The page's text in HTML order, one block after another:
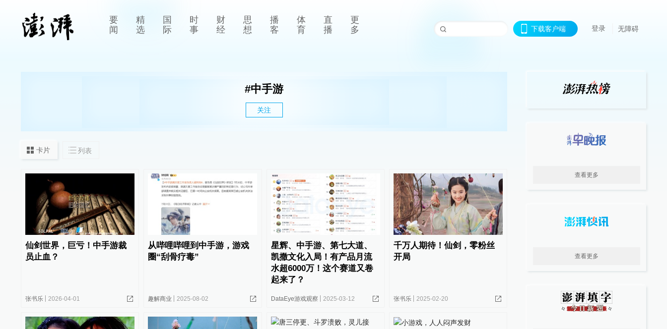
要
闻
精
选
国
际
时
事
财
经
思
想
播
客
体
育
直
播
更
多
下载客户端 登录 无障碍
#中手游
关注
卡片 列表
仙剑世界，巨亏！中手游裁
员止血？
张书乐 2026-04-01
从哔哩哔哩到中手游，游戏
圈“刮骨疗毒”
趣解商业 2025-08-02
星辉、中手游、第七大道、
凯撒文化入局！有产品月流
水超6000万！这个赛道又卷
起来了？
DataEye游戏观察 2025-03-12
千万人期待！仙剑，零粉丝
开局
张书乐 2025-02-20
查看更多
查看更多